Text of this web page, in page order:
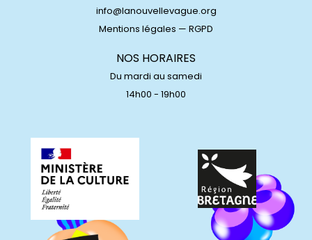
info@lanouvellevague.org
Mentions légales — RGPD
NOS HORAIRES
Du mardi au samedi
14h00 - 19h00